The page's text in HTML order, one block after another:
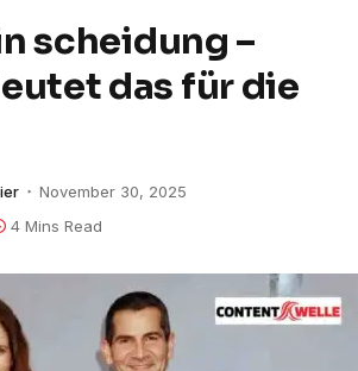
scheidung –
das für die
November 30, 2025
4 Mins Read